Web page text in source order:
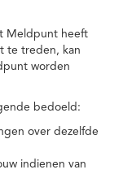
Meldpunt heeft
te treden, kan
worden
bedoeld:
over dezelfde
indienen van